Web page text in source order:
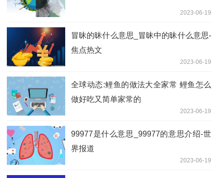
2023-06-19
冒昧的昧什么意思_冒昧中的昧什么意思-
焦点热文
2023-06-19
全球动态:鲤鱼的做法大全家常 鲤鱼怎么
做好吃又简单家常的
2023-06-19
99977是什么意思_99977的意思介绍-世
界报道
2023-06-19